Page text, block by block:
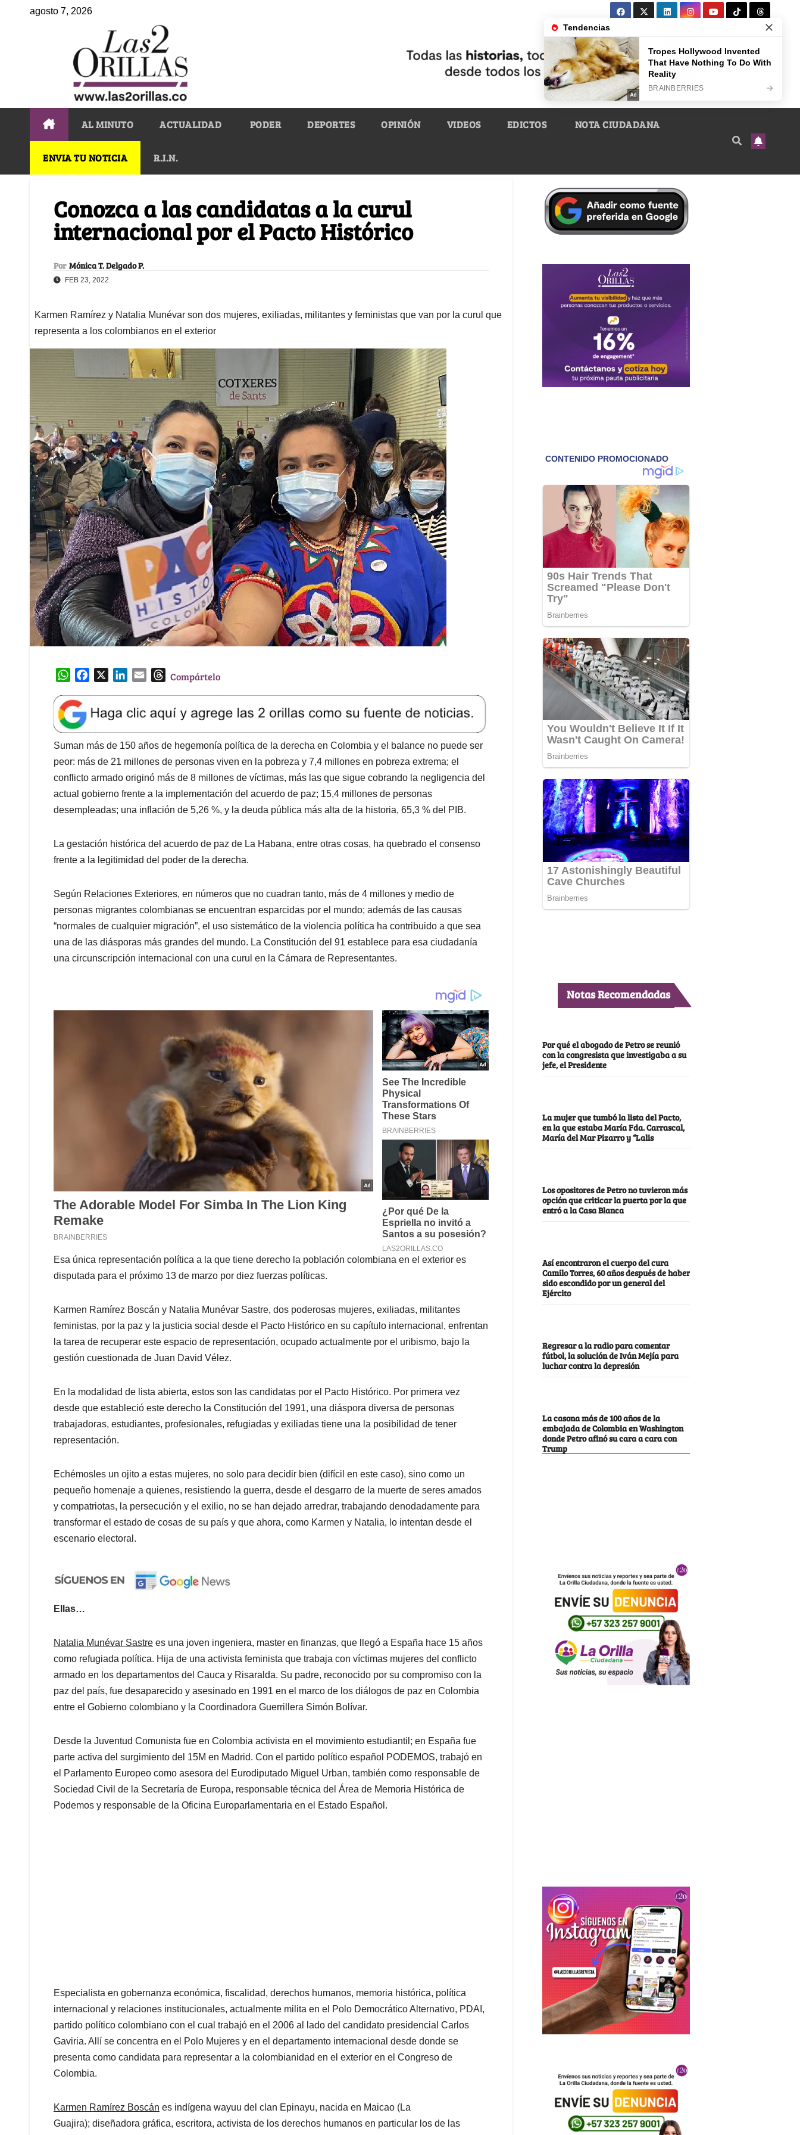
agosto 7, 2026
AL MINUTO ACTUALIDAD PODER DEPORTES OPINIÓN VIDEOS EDICTOS NOTA CIUDADANA
ENVIA TU NOTICIA R.I.N.
Conozca a las candidatas a la curul
internacional por el Pacto Histórico
Por Mónica T. Delgado P.
FEB 23, 2022
Karmen Ramírez y Natalia Munévar son dos mujeres, exiliadas, militantes y feministas que van por la curul que
representa a los colombianos en el exterior
W
a
t
s
A
p
p
e
b
o
o
k
k
e
d
I
n
l
T
e
a
d
s
Compártelo
Suman más de 150 años de hegemonía política de la derecha en Colombia y el balance no puede ser
peor: más de 21 millones de personas viven en la pobreza y 7,4 millones en pobreza extrema; el
conflicto armado originó más de 8 millones de víctimas, más las que sigue cobrando la negligencia del
actual gobierno frente a la implementación del acuerdo de paz; 15,4 millones de personas
desempleadas; una inflación de 5,26 %, y la deuda pública más alta de la historia, 65,3 % del PIB.
La gestación histórica del acuerdo de paz de La Habana, entre otras cosas, ha quebrado el consenso
frente a la legitimidad del poder de la derecha.
Según Relaciones Exteriores, en números que no cuadran tanto, más de 4 millones y medio de
personas migrantes colombianas se encuentran esparcidas por el mundo; además de las causas
“normales de cualquier migración”, el uso sistemático de la violencia política ha contribuido a que sea
una de las diásporas más grandes del mundo. La Constitución del 91 establece para esa ciudadanía
una circunscripción internacional con una curul en la Cámara de Representantes.
Esa única representación política a la que tiene derecho la población colombiana en el exterior es
disputada para el próximo 13 de marzo por diez fuerzas políticas.
Karmen Ramírez Boscán y Natalia Munévar Sastre, dos poderosas mujeres, exiliadas, militantes
feministas, por la paz y la justicia social desde el Pacto Histórico en su capítulo internacional, enfrentan
la tarea de recuperar este espacio de representación, ocupado actualmente por el uribismo, bajo la
gestión cuestionada de Juan David Vélez.
En la modalidad de lista abierta, estos son las candidatas por el Pacto Histórico. Por primera vez
desde que estableció este derecho la Constitución del 1991, una diáspora diversa de personas
trabajadoras, estudiantes, profesionales, refugiadas y exiliadas tiene una la posibilidad de tener
representación.
Echémosles un ojito a estas mujeres, no solo para decidir bien (difícil en este caso), sino como un
pequeño homenaje a quienes, resistiendo la guerra, desde el desgarro de la muerte de seres amados
y compatriotas, la persecución y el exilio, no se han dejado arredrar, trabajando denodadamente para
transformar el estado de cosas de su país y que ahora, como Karmen y Natalia, lo intentan desde el
escenario electoral.
Ellas…
Natalia Munévar Sastre es una joven ingeniera, master en finanzas, que llegó a España hace 15 años
como refugiada política. Hija de una activista feminista que trabaja con víctimas mujeres del conflicto
armado en los departamentos del Cauca y Risaralda. Su padre, reconocido por su compromiso con la
paz del país, fue desaparecido y asesinado en 1991 en el marco de los diálogos de paz en Colombia
entre el Gobierno colombiano y la Coordinadora Guerrillera Simón Bolívar.
Desde la Juventud Comunista fue en Colombia activista en el movimiento estudiantil; en España fue
parte activa del surgimiento del 15M en Madrid. Con el partido político español PODEMOS, trabajó en
el Parlamento Europeo como asesora del Eurodiputado Miguel Urban, también como responsable de
Sociedad Civil de la Secretaría de Europa, responsable técnica del Área de Memoria Histórica de
Podemos y responsable de la Oficina Europarlamentaria en el Estado Español.
Especialista en gobernanza económica, fiscalidad, derechos humanos, memoria histórica, política
internacional y relaciones institucionales, actualmente milita en el Polo Democrático Alternativo, PDAI,
partido político colombiano con el cual trabajó en el 2006 al lado del candidato presidencial Carlos
Gaviria. Allí se concentra en el Polo Mujeres y en el departamento internacional desde donde se
presenta como candidata para representar a la colombianidad en el exterior en el Congreso de
Colombia.
Karmen Ramírez Boscán es indígena wayuu del clan Epinayu, nacida en Maicao (La
Guajira); diseñadora gráfica, escritora, activista de los derechos humanos en particular los de las
Notas Recomendadas
Por qué el abogado de Petro se reunió
con la congresista que investigaba a su
jefe, el Presidente
La mujer que tumbó la lista del Pacto,
en la que estaba María Fda. Carrascal,
María del Mar Pizarro y “Lalis
Los opositores de Petro no tuvieron más
opción que criticar la puerta por la que
entró a la Casa Blanca
Así encontraron el cuerpo del cura
Camilo Torres, 60 años después de haber
sido escondido por un general del
Ejército
Regresar a la radio para comentar
fútbol, la solución de Iván Mejía para
luchar contra la depresión
La casona más de 100 años de la
embajada de Colombia en Washington
donde Petro afinó su cara a cara con
Trump